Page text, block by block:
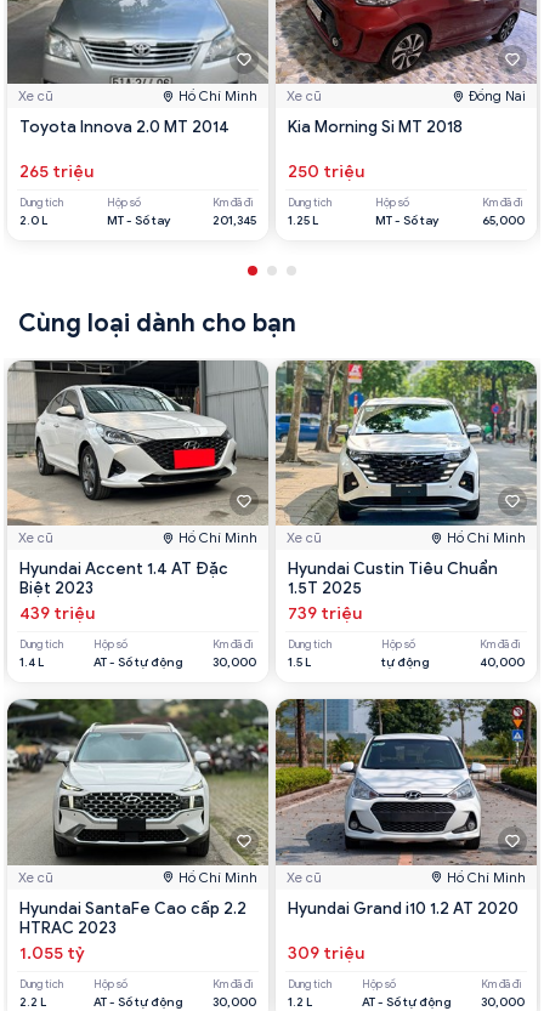
Xe cũ Hồ Chí Minh
Toyota Innova 2.0 MT 2014
265 triệu
Dung tích
2.0 L
Hộp số
MT - Số tay
Km đã đi
201,345
Xe cũ Đồng Nai
Kia Morning Si MT 2018
250 triệu
Dung tích
1.25 L
Hộp số
MT - Số tay
Km đã đi
65,000
Cùng loại dành cho bạn
Xe cũ Hồ Chí Minh
Hyundai Accent 1.4 AT Đặc
Biệt 2023
439 triệu
Dung tích
1.4 L
Hộp số
AT - Số tự động
Km đã đi
30,000
Xe cũ Hồ Chí Minh
Hyundai SantaFe Cao cấp 2.2
HTRAC 2023
1.055 tỷ
Dung tích
2.2 L
Hộp số
AT - Số tự động
Km đã đi
30,000
Xe cũ Hồ Chí Minh
Hyundai Custin Tiêu Chuẩn
1.5T 2025
739 triệu
Dung tích
1.5 L
Hộp số
tự động
Km đã đi
40,000
Xe cũ Hồ Chí Minh
Hyundai Grand i10 1.2 AT 2020
309 triệu
Dung tích
1.2 L
Hộp số
AT - Số tự động
Km đã đi
30,000